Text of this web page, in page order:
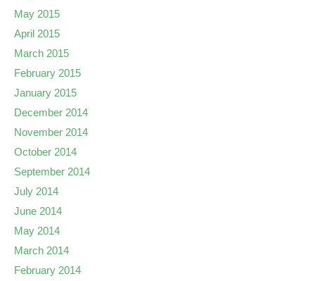
May 2015
April 2015
March 2015
February 2015
January 2015
December 2014
November 2014
October 2014
September 2014
July 2014
June 2014
May 2014
March 2014
February 2014